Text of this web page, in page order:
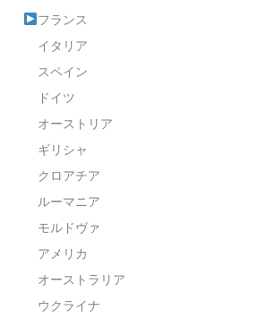
フランス
イタリア
スペイン
ドイツ
オーストリア
ギリシャ
クロアチア
ルーマニア
モルドヴァ
アメリカ
オーストラリア
ウクライナ